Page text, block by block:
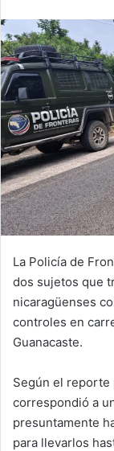
La Policía de
dos sujetos que
nicaragüenses
controles en
Guanacaste.
Según el reporte
correspondió a
presuntamente
para llevarlos